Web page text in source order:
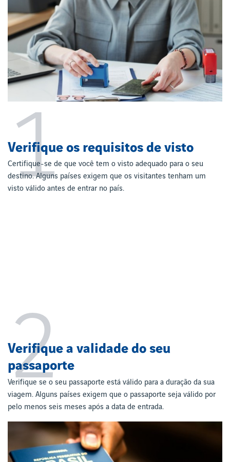
1
Verifique os requisitos de visto
Certifique-se de que você tem o visto adequado para o seu
destino. Alguns países exigem que os visitantes tenham um
visto válido antes de entrar no país.
2
Verifique a validade do seu
passaporte
Verifique se o seu passaporte está válido para a duração da sua
viagem. Alguns países exigem que o passaporte seja válido por
pelo menos seis meses após a data de entrada.